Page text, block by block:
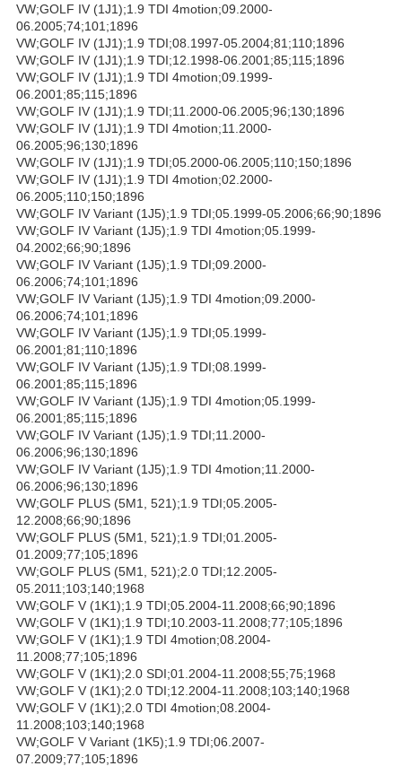
VW;GOLF IV (1J1);1.9 TDI 4motion;09.2000-
06.2005;74;101;1896
VW;GOLF IV (1J1);1.9 TDI;08.1997-05.2004;81;110;1896
VW;GOLF IV (1J1);1.9 TDI;12.1998-06.2001;85;115;1896
VW;GOLF IV (1J1);1.9 TDI 4motion;09.1999-
06.2001;85;115;1896
VW;GOLF IV (1J1);1.9 TDI;11.2000-06.2005;96;130;1896
VW;GOLF IV (1J1);1.9 TDI 4motion;11.2000-
06.2005;96;130;1896
VW;GOLF IV (1J1);1.9 TDI;05.2000-06.2005;110;150;1896
VW;GOLF IV (1J1);1.9 TDI 4motion;02.2000-
06.2005;110;150;1896
VW;GOLF IV Variant (1J5);1.9 TDI;05.1999-05.2006;66;90;1896
VW;GOLF IV Variant (1J5);1.9 TDI 4motion;05.1999-
04.2002;66;90;1896
VW;GOLF IV Variant (1J5);1.9 TDI;09.2000-
06.2006;74;101;1896
VW;GOLF IV Variant (1J5);1.9 TDI 4motion;09.2000-
06.2006;74;101;1896
VW;GOLF IV Variant (1J5);1.9 TDI;05.1999-
06.2001;81;110;1896
VW;GOLF IV Variant (1J5);1.9 TDI;08.1999-
06.2001;85;115;1896
VW;GOLF IV Variant (1J5);1.9 TDI 4motion;05.1999-
06.2001;85;115;1896
VW;GOLF IV Variant (1J5);1.9 TDI;11.2000-
06.2006;96;130;1896
VW;GOLF IV Variant (1J5);1.9 TDI 4motion;11.2000-
06.2006;96;130;1896
VW;GOLF PLUS (5M1, 521);1.9 TDI;05.2005-
12.2008;66;90;1896
VW;GOLF PLUS (5M1, 521);1.9 TDI;01.2005-
01.2009;77;105;1896
VW;GOLF PLUS (5M1, 521);2.0 TDI;12.2005-
05.2011;103;140;1968
VW;GOLF V (1K1);1.9 TDI;05.2004-11.2008;66;90;1896
VW;GOLF V (1K1);1.9 TDI;10.2003-11.2008;77;105;1896
VW;GOLF V (1K1);1.9 TDI 4motion;08.2004-
11.2008;77;105;1896
VW;GOLF V (1K1);2.0 SDI;01.2004-11.2008;55;75;1968
VW;GOLF V (1K1);2.0 TDI;12.2004-11.2008;103;140;1968
VW;GOLF V (1K1);2.0 TDI 4motion;08.2004-
11.2008;103;140;1968
VW;GOLF V Variant (1K5);1.9 TDI;06.2007-
07.2009;77;105;1896